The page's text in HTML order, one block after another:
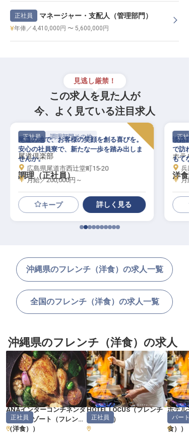
正社員 マネージャー・支配人（管理部門）
年俸／4,410,000円 〜 5,600,000円
見逃し厳禁！
この求人を見た人が
今、よく見ている注目求人
正社員 調理部門その他
尾道倶楽部
調理（正社員）
尾道の地で、お客様の笑顔を創る喜びを。
安心の社員寮で、新たな一歩を踏み出しま
せんか。
広島県尾道市西辻堂町15-20
月給／200,000円～
キープ 詳しく見る
正社
ホテ
洋
淡路
で訪
もて
。 兵
沖縄県のフレンチ（洋食）の求人一覧
全国のフレンチ（洋食）の求人一覧
沖縄県のフレンチ（洋食）の求人
ANAインターコンチネンタ
ル石垣リゾート
（フレンチ
（洋食）
）
正社員
HOTEL LOCUS（フレンチ
（洋食） ）
正社員
ホテル
リゾー
食）
）
パー